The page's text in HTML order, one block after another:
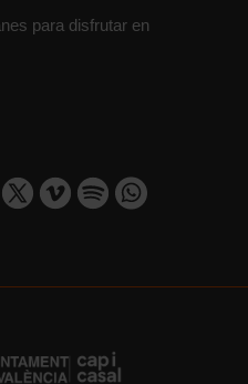
para disfrutar en